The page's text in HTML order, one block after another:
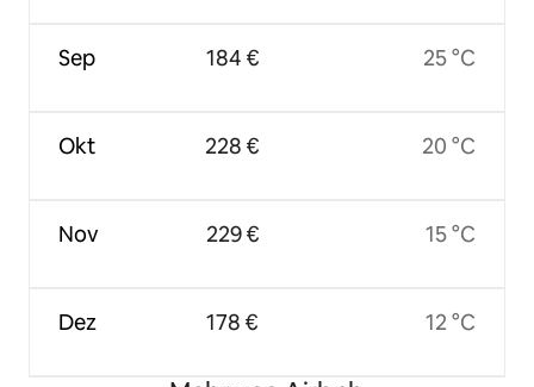
Sep
Okt
Nov
Dez
184 €
228 €
229 €
178 €
25 °C
20 °C
15 °C
12 °C